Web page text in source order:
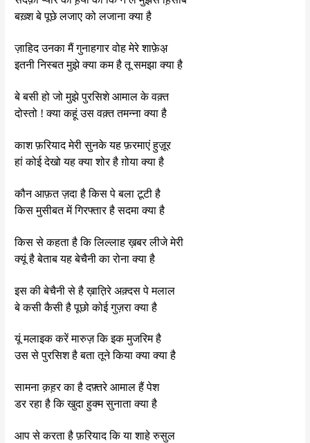
बख़्श बे पूछे लजाए को लजाना क्या है
ज़ाहिद उनका मैं गुनाहगार वोह मेरे शाफ़ेअ़
इतनी निस्बत मुझे क्या कम है तू समझा क्या है
बे बसी हो जो मुझे पुरसिशे आमाल के वक़्त
दोस्तो ! क्या कहूं उस वक़्त तमन्ना क्या है
काश फ़रियाद मेरी सुनके यह फ़रमाएं हुज़ूर
हां कोई देखो यह क्या शोर है ग़ोया क्या है
कौन आफ़त ज़दा है किस पे बला टूटी है
किस मुसीबत में गिरफ्तार है सदमा क्या है
किस से कहता है कि लिल्लाह ख़बर लीजे मेरी
क्यूं है बेताब यह बेचैनी का रोना क्या है
इस की बेचैनी से है ख़ात़िरे अक़्दस पे मलाल
बे कसी कैसी है पूछो कोई गुज़रा क्या है
यूं मलाइक करें मारुज़ कि इक मुजरिम है
उस से पुरसिश है बता तूने किया क्या क्या है
सामना क़ह़र का है दफ़्तरे आमाल हैं पेश
डर रहा है कि खुदा हुक्म सुनाता क्या है
आप से करता है फ़रियाद कि या शाहे रुसुल